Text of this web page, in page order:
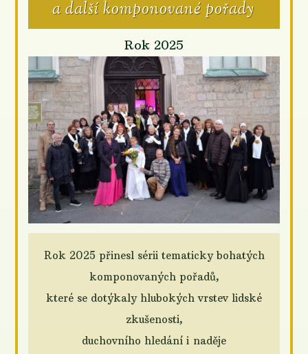
a další komponované pořady
Rok 2025
Rok 2025 přinesl sérii tematicky bohatých
komponovaných pořadů,
které se dotýkaly hlubokých vrstev lidské
zkušenosti,
duchovního hledání i naděje